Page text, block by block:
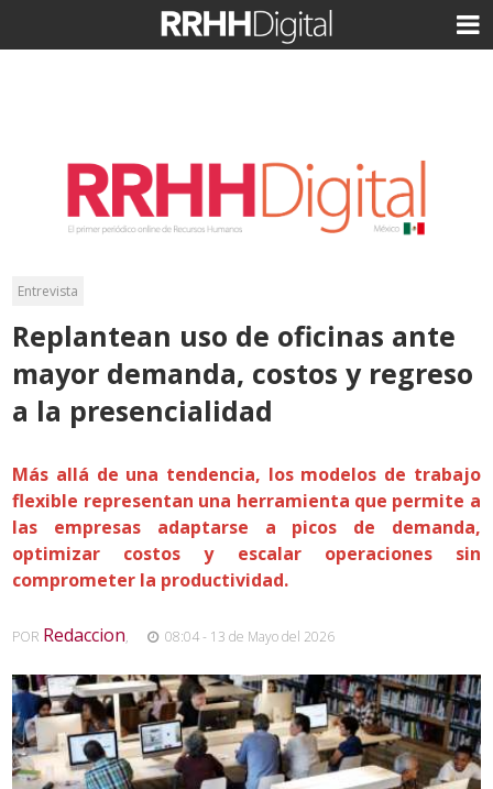
Entrevista
Replantean uso de oficinas ante
mayor demanda, costos y regreso
a la presencialidad
Más allá de una tendencia, los modelos de trabajo
flexible representan una herramienta que permite a
las empresas adaptarse a picos de demanda,
optimizar costos y escalar operaciones sin
comprometer la productividad.
POR Redaccion, 08:04 - 13 de Mayo del 2026